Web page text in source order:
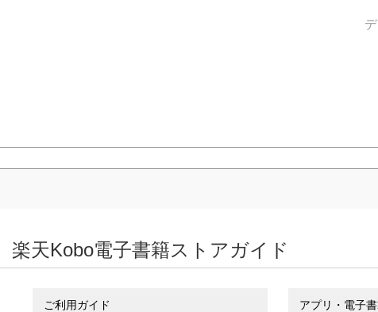
楽天Kobo電子書籍ストアガイド
ご利用ガイド アプリ・電子